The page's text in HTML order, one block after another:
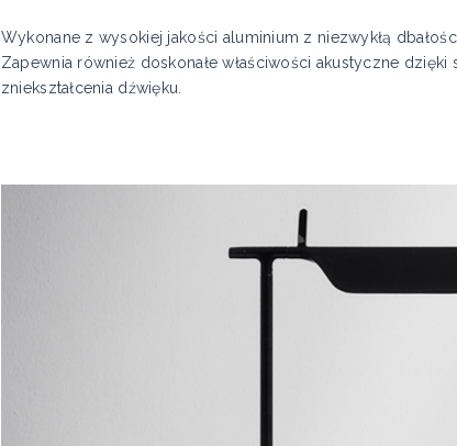
Wykonane z wysokiej jakości aluminium z niezwykłą
Zapewnia również doskonałe właściwości akustyczne
zniekształcenia dźwięku.